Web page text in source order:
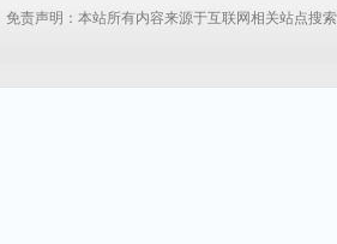
免责声明：本站所有内容来源于互联网相关站点搜